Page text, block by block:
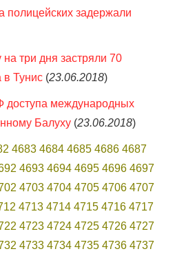
полицейских задержали
три дня застряли 70
в Тунис (23.06.2018)
доступа международных
Балуху (23.06.2018)
4683 4684 4685 4686 4687
4693 4694 4695 4696 4697
4703 4704 4705 4706 4707
4713 4714 4715 4716 4717
4723 4724 4725 4726 4727
4733 4734 4735 4736 4737